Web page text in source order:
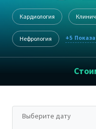
Кардиология
Нефрология +5
Выберите дату